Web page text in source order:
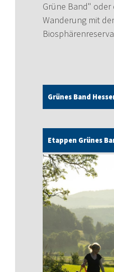
Grüne Band"
Wanderung mit
Grünes Band
Etappen Grünes